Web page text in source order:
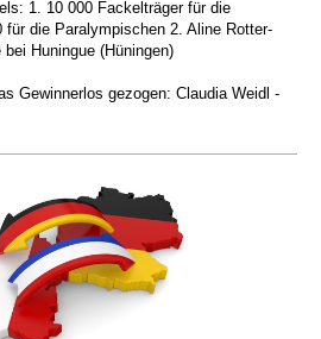
1. 10 000 Fackelträger für die
die Paralympischen 2. Aline Rotter-
Huningue (Hüningen)
Gewinnerlos gezogen: Claudia Weidl -